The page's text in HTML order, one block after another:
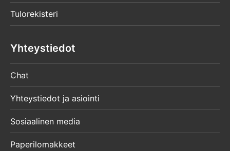
Tulorekisteri
Yhteystiedot
Chat
Yhteystiedot ja asiointi
Sosiaalinen media
Paperilomakkeet